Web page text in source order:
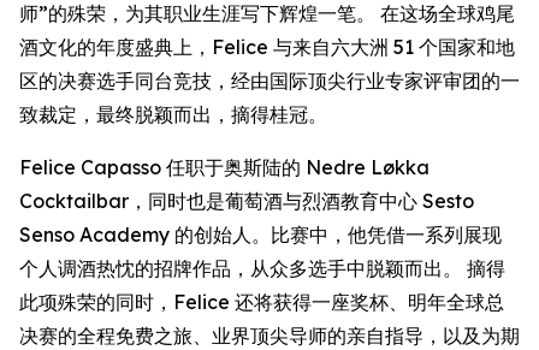
师”的殊荣，为其职业生涯写下辉煌一笔。 在这场全球鸡尾
酒文化的年度盛典上，Felice 与来自六大洲 51 个国家和地
区的决赛选手同台竞技，经由国际顶尖行业专家评审团的一
致裁定，最终脱颖而出，摘得桂冠。
Felice Capasso 任职于奥斯陆的 Nedre Løkka
Cocktailbar，同时也是葡萄酒与烈酒教育中心 Sesto
Senso Academy 的创始人。比赛中，他凭借一系列展现
个人调酒热忱的招牌作品，从众多选手中脱颖而出。 摘得
此项殊荣的同时，Felice 还将获得一座奖杯、明年全球总
决赛的全程免费之旅、业界顶尖导师的亲自指导，以及为期